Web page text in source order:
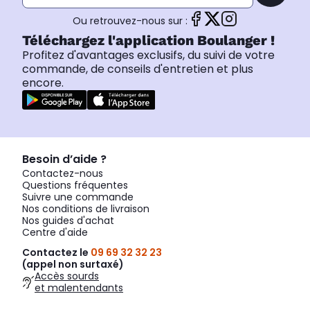
Ou retrouvez-nous sur :
Téléchargez l'application Boulanger !
Profitez d'avantages exclusifs, du suivi de votre
commande, de conseils d'entretien et plus
encore.
Besoin d’aide ?
Contactez-nous
Questions fréquentes
Suivre une commande
Nos conditions de livraison
Nos guides d'achat
Centre d'aide
Contactez le 09 69 32 32 23
(appel non surtaxé)
Accès sourds
et malentendants